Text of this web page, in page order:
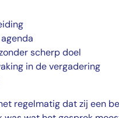
scherp doel
in de vergadering
regelmatig dat zij een